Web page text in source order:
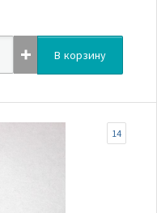
В корзину
14